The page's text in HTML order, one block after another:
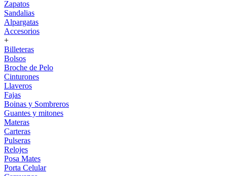
Zapatos
Sandalias
Alpargatas
Accesorios
+
Billeteras
Bolsos
Broche de Pelo
Cinturones
Llaveros
Fajas
Boinas y Sombreros
Guantes y mitones
Materas
Carteras
Pulseras
Relojes
Posa Mates
Porta Celular